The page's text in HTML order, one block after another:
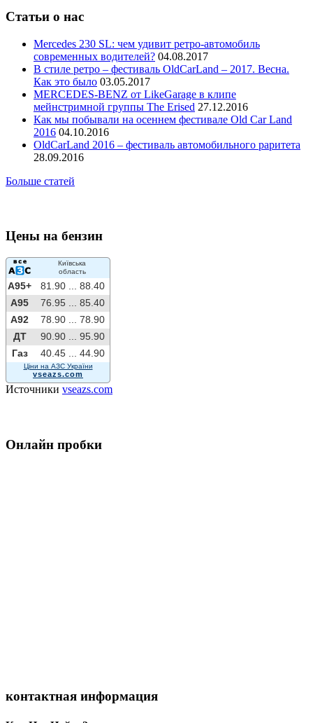
Статьи о нас
Mercedes 230 SL: чем удивит ретро-автомобиль
современных водителей? 04.08.2017
В стиле ретро – фестиваль OldCarLand – 2017. Весна.
Как это было 03.05.2017
MERCEDES-BENZ от LikeGarage в клипе
мейнстримной группы The Erised 27.12.2016
Как мы побывали на осеннем фестивале Old Car Land
2016 04.10.2016
OldCarLand 2016 – фестиваль автомобильного раритета
28.09.2016
Больше статей
Цены на бензин
Київська
область
A95+ 81.90 ...
88.40
A95
76.95 ...
85.40
A92
78.90 ...
78.90
ДТ
90.90 ...
95.90
Газ
40.45 ... 44.90
Ціни на АЗС України
vseazs.com
Источники vseazs.com
Онлайн пробки
контактная информация